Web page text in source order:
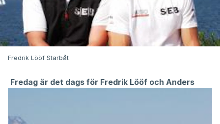
Fredrik Lööf Starbåt
Fredag är det dags för Fredrik Lööf och Anders